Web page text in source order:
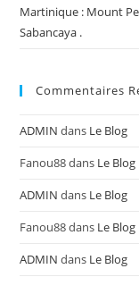
Martinique : Mount
Sabancaya .
Commentaires
ADMIN dans Le Blog
Fanou88dans Le Blog
ADMIN dans Le Blog
Fanou88dans Le Blog
ADMIN dans Le Blog